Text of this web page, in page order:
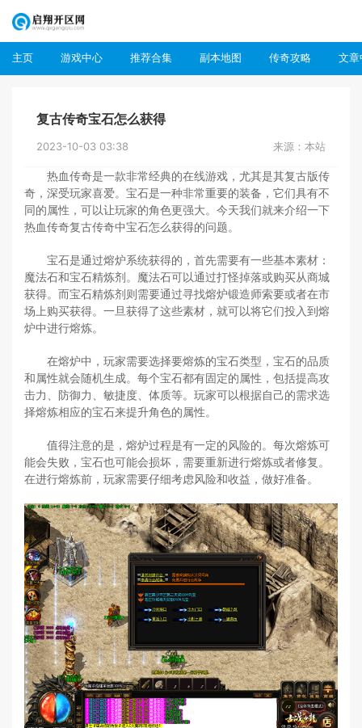
主页 游戏中心 推荐合集 副本地图 传奇攻略 文章
复古传奇宝石怎么获得
2023-10-03 03:38 来源：本站
热血传奇是一款非常经典的在线游戏，尤其是其复古版传
奇，深受玩家喜爱。宝石是一种非常重要的装备，它们具有不
同的属性，可以让玩家的角色更强大。今天我们就来介绍一下
热血传奇复古传奇中宝石怎么获得的问题。
宝石是通过熔炉系统获得的，首先需要有一些基本素材：
魔法石和宝石精炼剂。魔法石可以通过打怪掉落或购买从商城
获得。而宝石精炼剂则需要通过寻找熔炉锻造师索要或者在市
场上购买获得。一旦获得了这些素材，就可以将它们投入到熔
炉中进行熔炼。
在熔炉中，玩家需要选择要熔炼的宝石类型，宝石的品质
和属性就会随机生成。每个宝石都有固定的属性，包括提高攻
击力、防御力、敏捷度、体质等。玩家可以根据自己的需求选
择熔炼相应的宝石来提升角色的属性。
值得注意的是，熔炉过程是有一定的风险的。每次熔炼可
能会失败，宝石也可能会损坏，需要重新进行熔炼或者修复。
在进行熔炼前，玩家需要仔细考虑风险和收益，做好准备。